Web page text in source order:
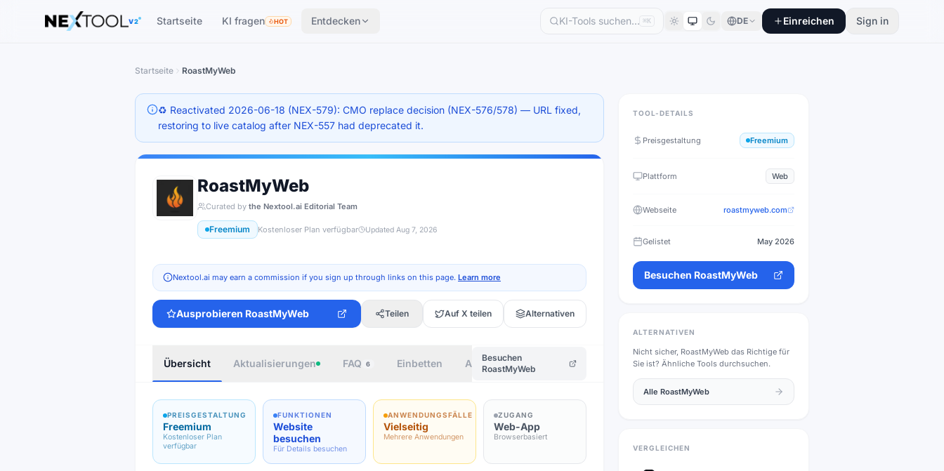
The AI tools directory — Find the Best AI Tools
V2 Startseite KI fragen HOT Entdecken ⌘K DE Einreichen Sign in
Startseite RoastMyWeb
♻️ Reactivated 2026-06-18 (NEX-579): CMO replace decision (NEX-576/578) — URL fixed,
restoring to live catalog after NEX-557 had deprecated it.
RoastMyWeb
Curated by the Nextool.ai Editorial Team
Freemium Kostenloser Plan verfügbar Updated Aug 7, 2026
Nextool.ai may earn a commission if you sign up through links on this page. Learn more
Ausprobieren RoastMyWeb Teilen Auf X teilen Alternativen
Übersicht Aktualisierungen FAQ 6 Einbetten AutorBesuchen
RoastMyWeb
PREISGESTALTUNG
Freemium
Kostenloser Plan
verfügbar
FUNKTIONEN
Website
besuchen
Für Details besuchen
ANWENDUNGSFÄLLE
Vielseitig
Mehrere Anwendungen
ZUGANG
Web-App
Browserbasiert
TOOL-DETAILS
Preisgestaltung Freemium
Plattform Web
Webseite roastmyweb.com
Gelistet May 2026
Besuchen RoastMyWeb
ALTERNATIVEN
Nicht sicher, RoastMyWeb das Richtige für
Sie ist? Ähnliche Tools durchsuchen.
Alle RoastMyWeb
VERGLEICHEN